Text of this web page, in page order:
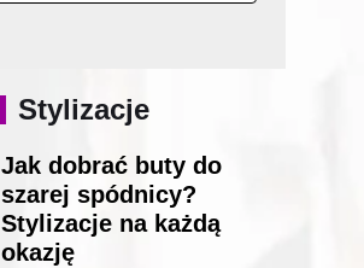
Stylizacje
Jak dobrać buty do
szarej spódnicy?
Stylizacje na każdą
okazję